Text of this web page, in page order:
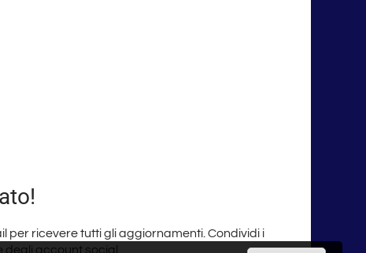
per ricevere tutti gli aggiornamenti. Condividi i
account social.